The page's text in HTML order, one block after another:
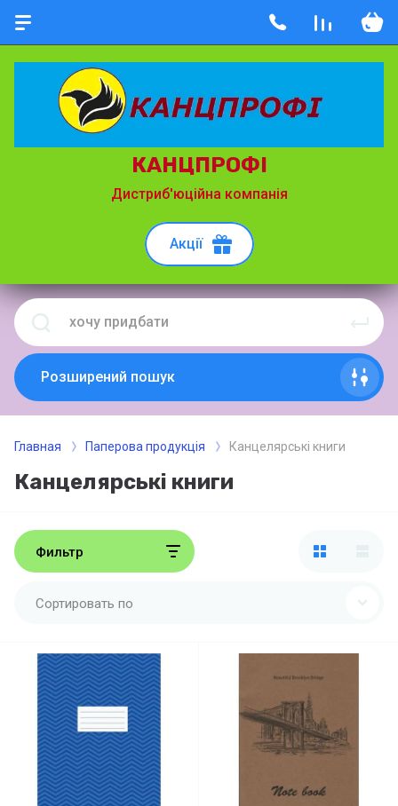
КАНЦПРОФІ
Дистриб'юційна компанія
Акції
Розширений пошук
Главная Паперова продукція Канцелярські книги
Канцелярські книги
Фильтр
Сортировать по